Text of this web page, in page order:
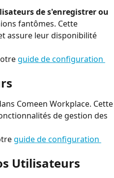
de s'enregistrer ou
fantômes. Cette
assure leur disponibilité
guide de configuration
Comeen Workplace. Cette
de gestion des
guide de configuration
Utilisateurs